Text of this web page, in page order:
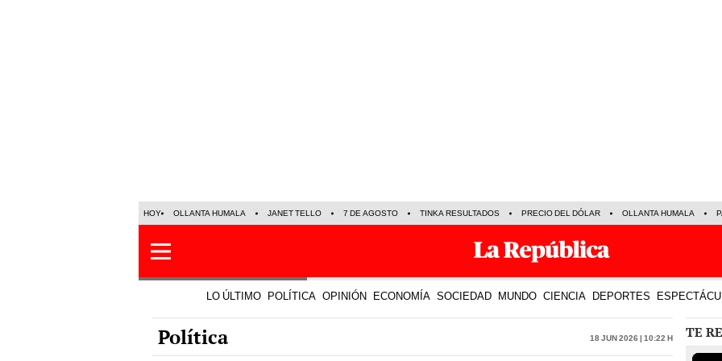
HOY OLLANTA HUMALA JANET TELLO 7 DE AGOSTO TINKA RESULTADOS PRECIO DEL DÓLAR OLLANTA HUMALA
LO ÚLTIMO POLÍTICA OPINIÓN ECONOMÍA SOCIEDAD MUNDO CIENCIA DEPORTES
Política 18 Jun 2026 | 10:22 h TE